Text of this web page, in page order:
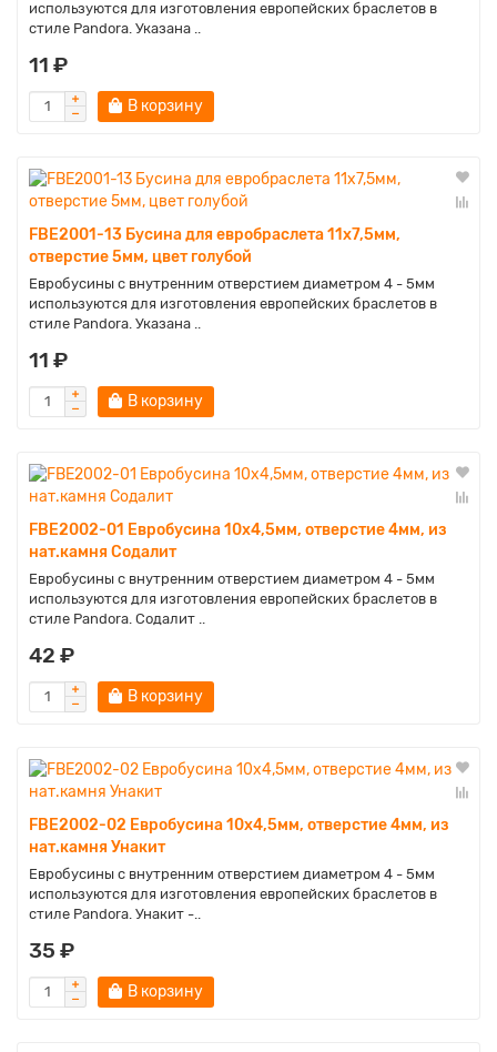
используются для изготовления европейских браслетов в
стиле Pandora. Указана ..
11 ₽
В корзину
FBE2001-13 Бусина для евробраслета 11х7,5мм,
отверстие 5мм, цвет голубой
Евробусины с внутренним отверстием диаметром 4 - 5мм
используются для изготовления европейских браслетов в
стиле Pandora. Указана ..
11 ₽
В корзину
FBE2002-01 Евробусина 10х4,5мм, отверстие 4мм, из
нат.камня Содалит
Евробусины с внутренним отверстием диаметром 4 - 5мм
используются для изготовления европейских браслетов в
стиле Pandora. Содалит ..
42 ₽
В корзину
FBE2002-02 Евробусина 10х4,5мм, отверстие 4мм, из
нат.камня Унакит
Евробусины с внутренним отверстием диаметром 4 - 5мм
используются для изготовления европейских браслетов в
стиле Pandora. Унакит -..
35 ₽
В корзину